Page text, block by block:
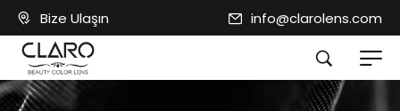
Bize Ulaşın info@clarolens.com